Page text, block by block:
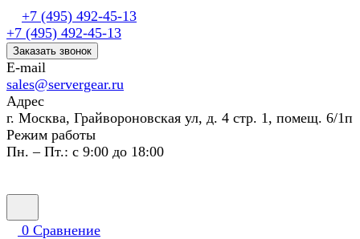
+7 (495) 492-45-13
+7 (495) 492-45-13
Заказать звонок
E-mail
sales@servergear.ru
Адрес
г. Москва, Грайвороновская ул, д. 4 стр. 1, помещ. 6/1п
Режим работы
Пн. – Пт.: с 9:00 до 18:00
0 Сравнение